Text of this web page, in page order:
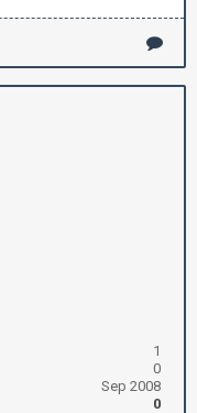
1
0
Sep 2008
0